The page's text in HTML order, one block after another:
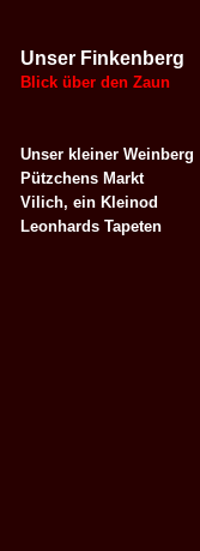
Unser Finkenberg
Blick über den Zaun
Unser kleiner Weinberg
Pützchens Markt
Vilich, ein Kleinod
Leonhards Tapeten